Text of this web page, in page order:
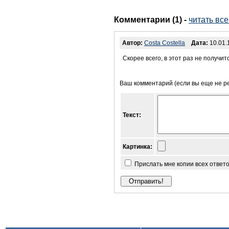
Комментарии (1) - читать
Автор: Costa Costella Дата:
Скорее всего, в этот раз не
Ваш комментарий (если вы еще не
Текст:
Картинка:
Прислать мне копии всех